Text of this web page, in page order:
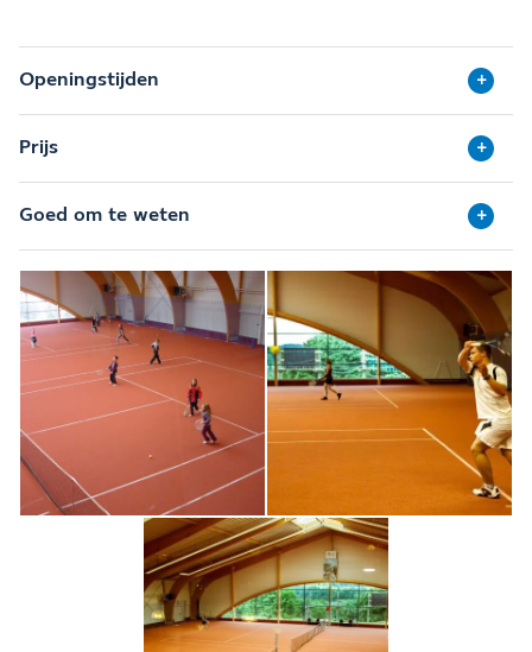
Openingstijden
Prijs
Goed om te weten